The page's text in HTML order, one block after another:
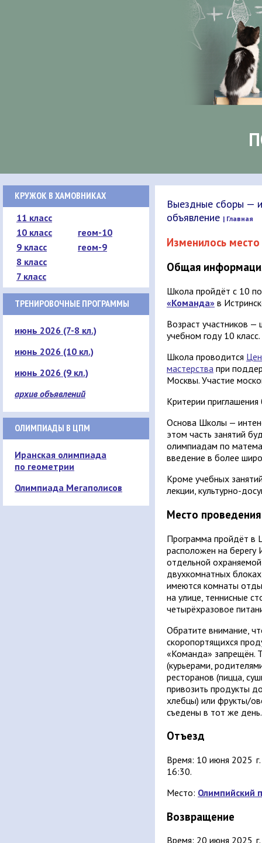
КРУЖОК В ХАМОВНИКАХ
11 класс
10 класс
геом-10
9 класс
геом-9
8 класс
7 класс
ТРЕНИРОВОЧНЫЕ ПРОГРАММЫ
июнь 2026 (7-8 кл.)
июнь 2026 (10 кл.)
июнь 2026 (9 кл.)
архив объявлений
ОЛИМПИАДЫ В ЦПМ
Иранская олимпиада
по геометрии
Олимпиада Мегаполисов
Выездные сборы —
объявление | Главная
Изменилось
Общая
Школа пройдёт с 10
«Команда» в
Возраст участников
учебном году 10 класс.
Школа проводится
мастерства при
Москвы. Участие
Критерии
Основа Школы —
этом часть занятий
олимпиадам по
введение в более
Кроме учебных
лекции, культурно-
Место проведения
Программа пройдёт в
расположен на берегу
отдельной
двухкомнатных
имеются комнаты
на улице, теннисные
четырёхразовое
Обратите внимание,
скоропортящихся
«Команда» запрещён.
(курьерами,
ресторанов (пицца,
привозить продукты
хлебцы) или фрукты/
съедены в тот же день.
Отъезд
Время: 10 июня 2025
16:30.
Место: Олимпийский
Возвращение
Время: 20 июня 2025